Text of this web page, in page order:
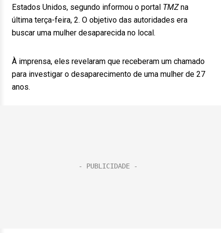
Estados Unidos, segundo informou o portal TMZna
última terça-feira, 2. O objetivo das autoridades era
buscar uma mulher desaparecida no local.
À imprensa, eles revelaram que receberam um chamado
para investigar o desaparecimento de uma mulher de 27
anos.